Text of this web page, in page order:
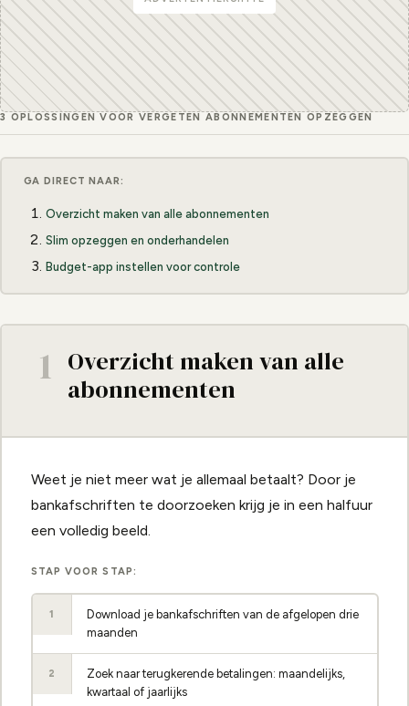
3 OPLOSSINGEN VOOR VERGETEN ABONNEMENTEN OPZEGGEN
GA DIRECT NAAR:
Overzicht maken van alle abonnementen
Slim opzeggen en onderhandelen
Budget-app instellen voor controle
1 Overzicht maken van alle
abonnementen
Weet je niet meer wat je allemaal betaalt? Door je
bankafschriften te doorzoeken krijg je in een halfuur
een volledig beeld.
STAP VOOR STAP:
1
Download je bankafschriften van de afgelopen drie
maanden
2
Zoek naar terugkerende betalingen: maandelijks,
kwartaal of jaarlijks